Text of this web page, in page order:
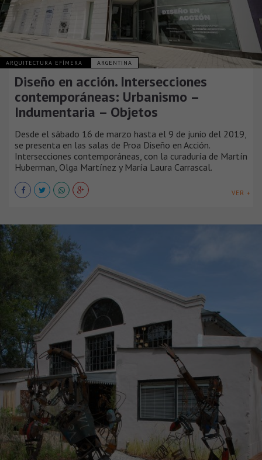
ARQUITECTURA EFÍMERA ARGENTINA
Diseño en acción. Intersecciones
contemporáneas: Urbanismo –
Indumentaria – Objetos
Desde el sábado 16 de marzo hasta el 9 de junio del 2019,
se presenta en las salas de Proa Diseño en Acción.
Intersecciones contemporáneas, con la curaduría de Martín
Huberman, Olga Martínez y María Laura Carrascal.
VER +